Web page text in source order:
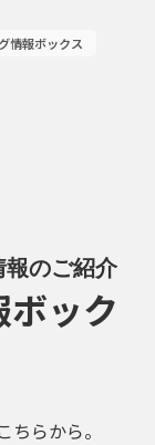
情報ボックス
のご紹介
ック
らから。